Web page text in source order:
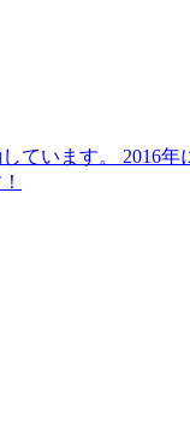
ています。 2016